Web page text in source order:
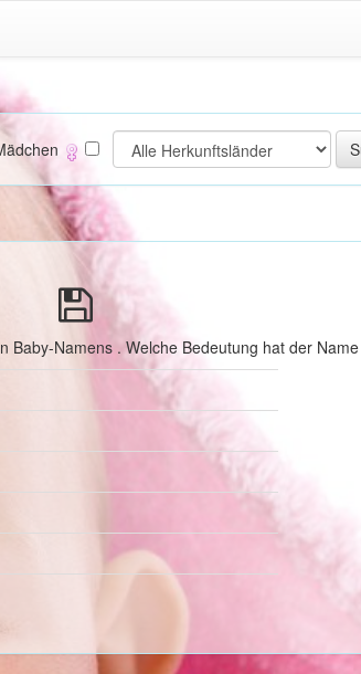
Namens . Welche Bedeutung hat der